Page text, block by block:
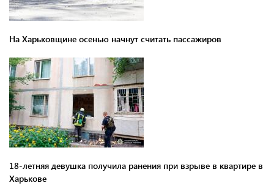
На Харьковщине осенью начнут считать пассажиров
18-летняя девушка получила ранения при взрыве в квартире в
Харькове